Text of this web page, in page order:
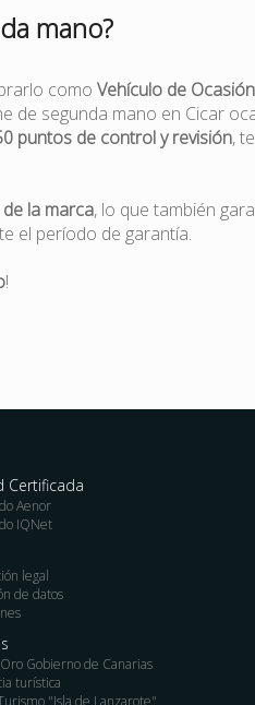
mano?
como Vehículo de Ocasión
de segunda mano en Cicar
puntos de control y revisión,
la marca, lo que también
el período de garantía.
!
Certificada
Aenor
IQNet
legal
de datos
Gobierno de Canarias
turística
"Isla de Lanzarote"